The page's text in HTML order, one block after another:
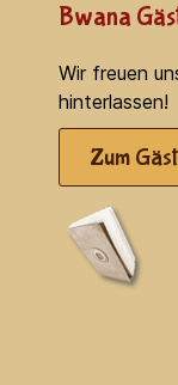
Bwana
Wir freuen
hinterlassen!
Zum